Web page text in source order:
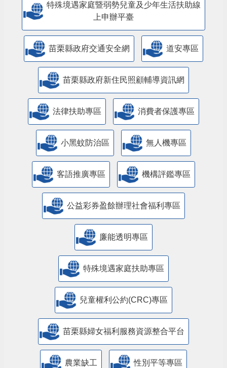
特殊境遇家庭暨弱勢兒童及少年生活扶助線
上申辦平臺
苗栗縣政府交通安全網 道安專區
苗栗縣政府新住民照顧輔導資訊網
法律扶助專區 消費者保護專區
小黑蚊防治區 無人機專區
客語推廣專區 機構評鑑專區
公益彩券盈餘辦理社會福利專區
廉能透明專區
特殊境遇家庭扶助專區
兒童權利公約(CRC)專區
苗栗縣婦女福利服務資源整合平台
農業缺工 性別平等專區